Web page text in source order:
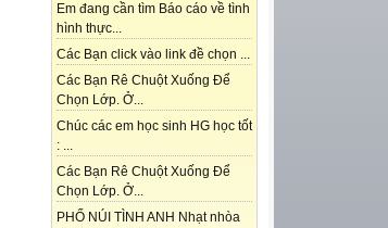
Em đang cần tìm Báo cáo về tình
hình thực...
Các Bạn click vào link đề chọn ...
Các Bạn Rê Chuột Xuống Để
Chọn Lớp. Ở...
Chúc các em học sinh HG học tốt
: ...
Các Bạn Rê Chuột Xuống Để
Chọn Lớp. Ở...
PHỐ NÚI TÌNH ANH Nhạt nhòa